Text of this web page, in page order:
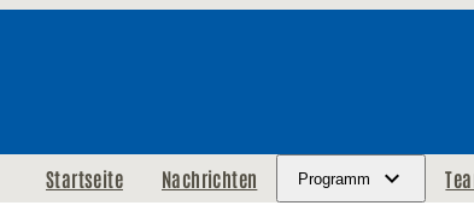
Startseite Nachrichten Programm